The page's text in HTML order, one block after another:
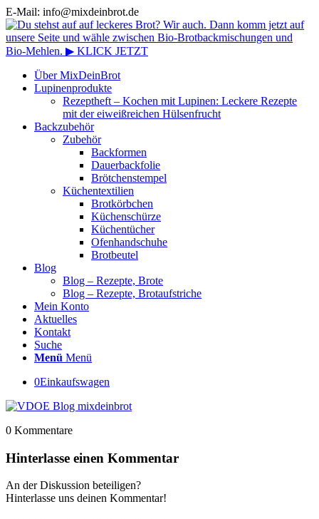
E-Mail: info@mixdeinbrot.de
Über MixDeinBrot
Lupinenprodukte
Rezeptheft – Kochen mit Lupinen: Leckere Rezepte
mit der eiweißreichen Hülsenfrucht
Backzubehör
Zubehör
Backformen
Dauerbackfolie
Brötchenstempel
Küchentextilien
Brotkörbchen
Küchenschürze
Küchentücher
Ofenhandschuhe
Brotbeutel
Blog
Blog – Rezepte, Brote
Blog – Rezepte, Brotaufstriche
Mein Konto
Aktuelles
Kontakt
Suche
Menü Menü
0Einkaufswagen
0 Kommentare
Hinterlasse einen Kommentar
An der Diskussion beteiligen?
Hinterlasse uns deinen Kommentar!